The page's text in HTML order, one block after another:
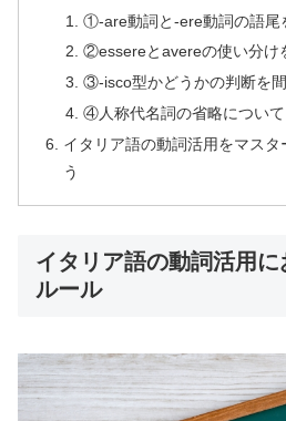
①-are動詞と-ere動詞の語尾
②essereとavereの使い分け
③-isco型かどうかの判断を
④人称代名詞の省略について
イタリア語の動詞活用をマス
う
イタリア語の動詞活用
ルール